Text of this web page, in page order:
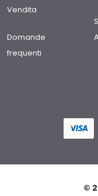
Vendita
Domande
frequenti
©